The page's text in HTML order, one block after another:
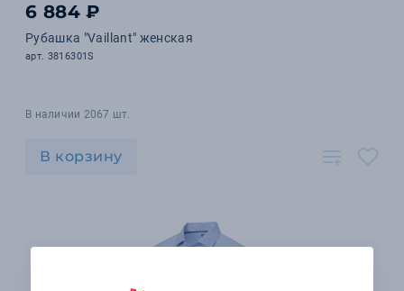
6 884 ₽
Рубашка "Vaillant" женская
арт. 3816301S
В наличии 2067 шт.
В корзину